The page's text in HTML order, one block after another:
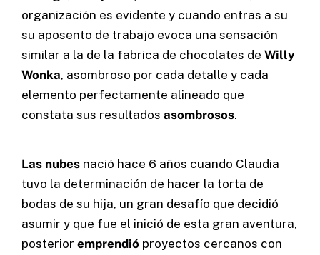
organización es evidente y cuando entras a su
su aposento de trabajo evoca una sensación
similar a la de la fabrica de chocolates de Willy
Wonka, asombroso por cada detalle y cada
elemento perfectamente alineado que
constata sus resultados asombrosos.
Las nubes nació hace 6 años cuando Claudia
tuvo la determinación de hacer la torta de
bodas de su hija, un gran desafío que decidió
asumir y que fue el inició de esta gran aventura,
posterior emprendió proyectos cercanos con